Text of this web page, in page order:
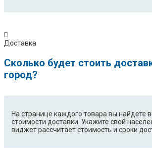
Доставка
Сколько будет стоить
город?
На странице каждого товара вы найдете
стоимости доставки. Укажите свой
виджет рассчитает стоимость и сроки